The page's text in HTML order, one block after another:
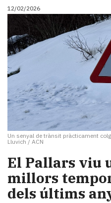
Pallars
Contingut
patrocinat
Lo
més
Editorial
12/02/2026
Un senyal de trànsit pràcticament
Lluvich / ACN
El Pallars viu
millors
dels últims